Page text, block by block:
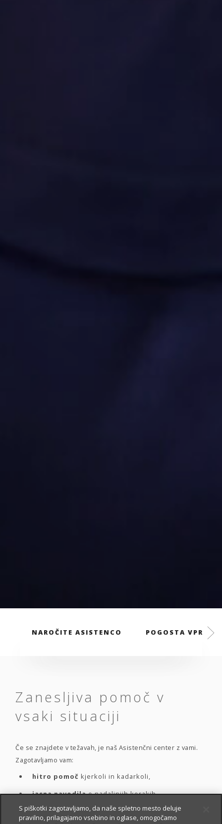
NAROČITE ASISTENCO POGOSTA
Zanesljiva pomoč v
vsaki situaciji
Če se znajdete v težavah, je naš Asistenčni center z vami.
Zagotavljamo vam:
hitro pomoč kjerkoli in kadarkoli,
jasna navodilao nadaljnjih korakih.
S piškotki zagotavljamo, da naše spletno mesto deluje
pravilno, prilagajamo vsebino in oglase, omogočamo